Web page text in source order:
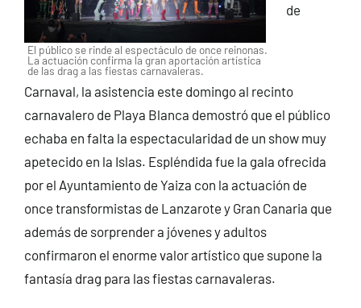
El público se rinde al espectáculo de once reinonas.
La actuación confirma la gran aportación artística
de las drag a las fiestas carnavaleras.
de
Carnaval, la asistencia este domingo al recinto
carnavalero de Playa Blanca demostró que el público
echaba en falta la espectacularidad de un show muy
apetecido en la Islas. Espléndida fue la gala ofrecida
por el Ayuntamiento de Yaiza con la actuación de
once transformistas de Lanzarote y Gran Canaria que
además de sorprender a jóvenes y adultos
confirmaron el enorme valor artístico que supone la
fantasía drag para las fiestas carnavaleras.